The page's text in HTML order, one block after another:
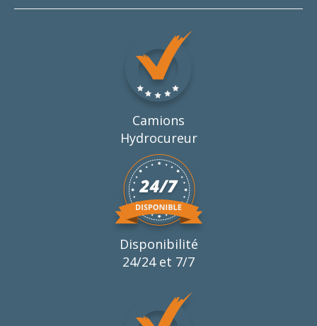
Camions
Hydrocureur
Disponibilité
24/24 et 7/7